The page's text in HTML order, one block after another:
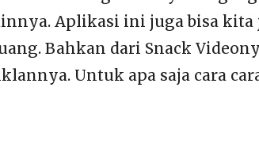
Aplikasi ini juga bisa kita
Bahkan dari Snack
Untuk apa saja cara